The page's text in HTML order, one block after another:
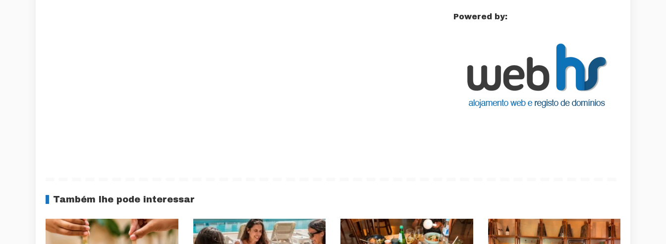
Powered by:
Também lhe pode interessar